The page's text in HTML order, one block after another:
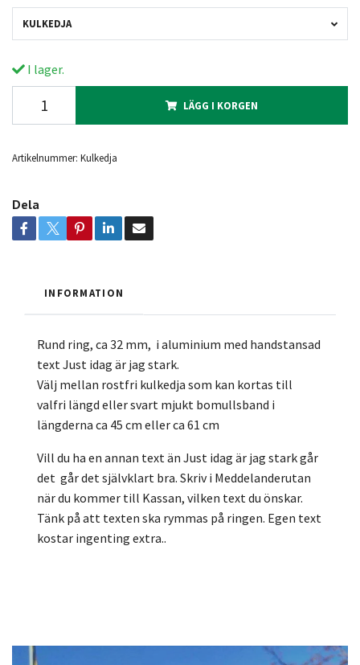
KULKEDJA
I lager.
LÄGG I KORGEN
Artikelnummer: Kulkedja
Dela
INFORMATION
Rund ring, ca 32 mm, i aluminium med handstansad
text Just idag är jag stark.
Välj mellan rostfri kulkedja som kan kortas till
valfri längd eller svart mjukt bomullsband i
längderna ca 45 cm eller ca 61 cm
Vill du ha en annan text än Just idag är jag stark går
det går det självklart bra. Skriv i Meddelanderutan
när du kommer till Kassan, vilken text du önskar.
Tänk på att texten ska rymmas på ringen. Egen text
kostar ingenting extra..